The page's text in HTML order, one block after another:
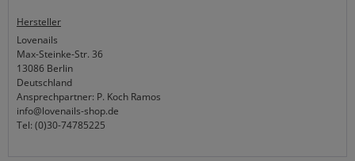
Hersteller
Lovenails
Max-Steinke-Str. 36
13086 Berlin
Deutschland
Ansprechpartner: P. Koch Ramos
info@lovenails-shop.de
Tel: (0)30-74785225